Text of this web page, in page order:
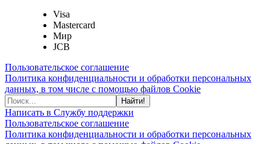
Visa
Mastercard
Мир
JCB
Пользовательское соглашение
Политика конфиденциальности и обработки персональных
данных, в том числе с помощью файлов Cookie
Найти!
Написать в Службу поддержки
Пользовательское соглашение
Политика конфиденциальности и обработки персональных